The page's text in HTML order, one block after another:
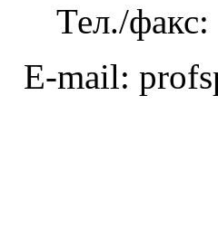
Тел./
E-mail: